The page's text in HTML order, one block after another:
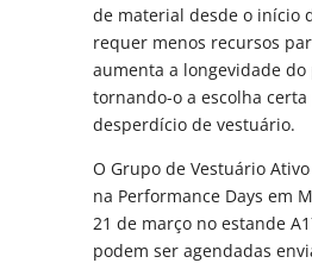
de material desde o início
requer menos recursos
aumenta a longevidade
tornando-o a escolha
desperdício de vestuário.
O Grupo de Vestuário
na Performance Days em
21 de março no estande
podem ser agendadas